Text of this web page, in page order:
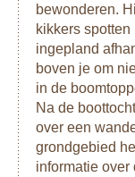
bewonderen.
kikkers
ingepland
boven je om
in de
Na de
over een
grondgebied
informatie over